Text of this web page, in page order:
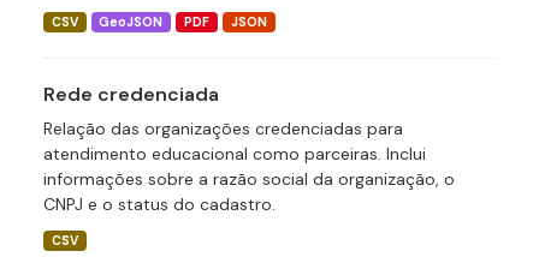
CSV GeoJSON PDF JSON
Rede credenciada
Relação das organizações credenciadas para
atendimento educacional como parceiras. Inclui
informações sobre a razão social da organização, o
CNPJ e o status do cadastro.
CSV